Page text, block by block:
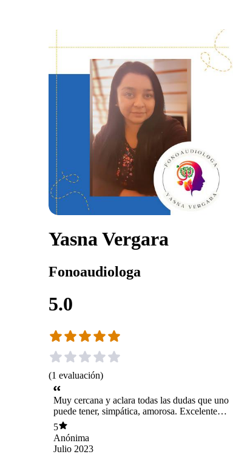
Yasna Vergara
Fonoaudiologa
5.0
(1 evaluación)
Muy cercana y aclara todas las dudas que uno
puede tener, simpática, amorosa. Excelente
profesional
5
Anónima
Julio 2023